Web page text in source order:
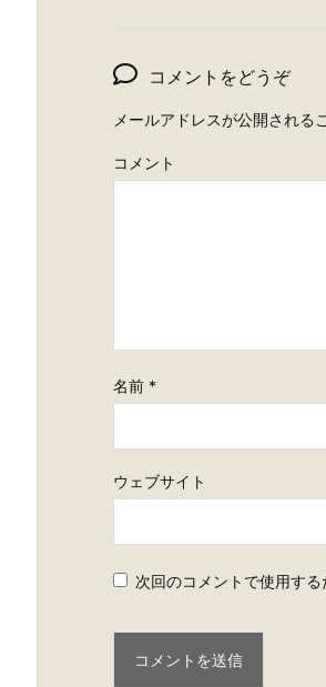
コメントをどうぞ
メールアドレスが公開される
コメント
名前 *
ウェブサイト
次回のコメントで使用す